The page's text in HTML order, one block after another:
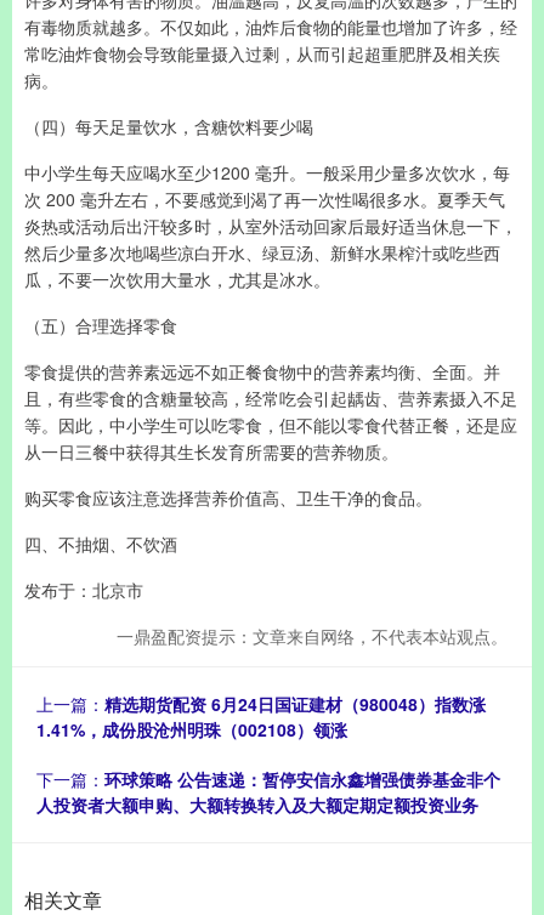
有毒物质就越多。不仅如此，油炸后食物的能量也增加了许多，经
常吃油炸食物会导致能量摄入过剩，从而引起超重肥胖及相关疾
病。
（四）每天足量饮水，含糖饮料要少喝
中小学生每天应喝水至少1200 毫升。一般采用少量多次饮水，每
次 200 毫升左右，不要感觉到渴了再一次性喝很多水。夏季天气
炎热或活动后出汗较多时，从室外活动回家后最好适当休息一下，
然后少量多次地喝些凉白开水、绿豆汤、新鲜水果榨汁或吃些西
瓜，不要一次饮用大量水，尤其是冰水。
（五）合理选择零食
零食提供的营养素远远不如正餐食物中的营养素均衡、全面。并
且，有些零食的含糖量较高，经常吃会引起龋齿、营养素摄入不足
等。因此，中小学生可以吃零食，但不能以零食代替正餐，还是应
从一日三餐中获得其生长发育所需要的营养物质。
购买零食应该注意选择营养价值高、卫生干净的食品。
四、不抽烟、不饮酒
发布于：北京市
一鼎盈配资提示：文章来自网络，不代表本站观点。
上一篇： 精选期货配资 6月24日国证建材（980048）指数涨
1.41%，成份股沧州明珠（002108）领涨
下一篇： 环球策略 公告速递：暂停安信永鑫增强债券基金非个
人投资者大额申购、大额转换转入及大额定期定额投资业务
相关文章